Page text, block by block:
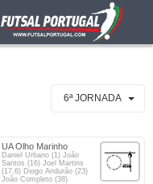
6ª JORNADA
UA Olho Marinho
Daniel Urbano (1) João
Santos (16) Joel Martins
(17,6) Diogo Andurão (23)
João Completo (38)